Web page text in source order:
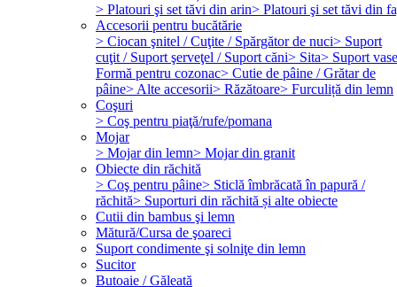
> Platouri şi set tăvi din arin> Platouri şi set tăvi din
Accesorii pentru bucătărie
> Ciocan şnitel / Cuţite / Spărgător de nuci> Suport
cuţit / Suport şerveţel / Suport căni> Sita> Suport vase
Formă pentru cozonac> Cutie de pâine / Grătar de
pâine> Alte accesorii> Răzătoare> Furculiță din lemn
Coşuri
> Coş pentru piaţă/rufe/pomana
Mojar
> Mojar din lemn> Mojar din granit
Obiecte din răchită
> Coş pentru pâine> Sticlă îmbrăcată în papură /
răchită> Suporturi din răchită și alte obiecte
Cutii din bambus şi lemn
Mătură/Cursa de şoareci
Suport condimente şi solniţe din lemn
Sucitor
Butoaie / Găleată